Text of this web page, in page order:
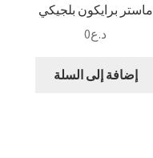
ماستر برايكون بلجيكي
د.ع0
إضافة إلى السلة